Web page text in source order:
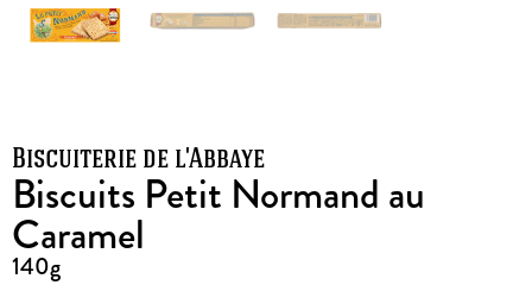
Biscuiterie de l'Abbaye
Biscuits Petit Normand au
Caramel
140g